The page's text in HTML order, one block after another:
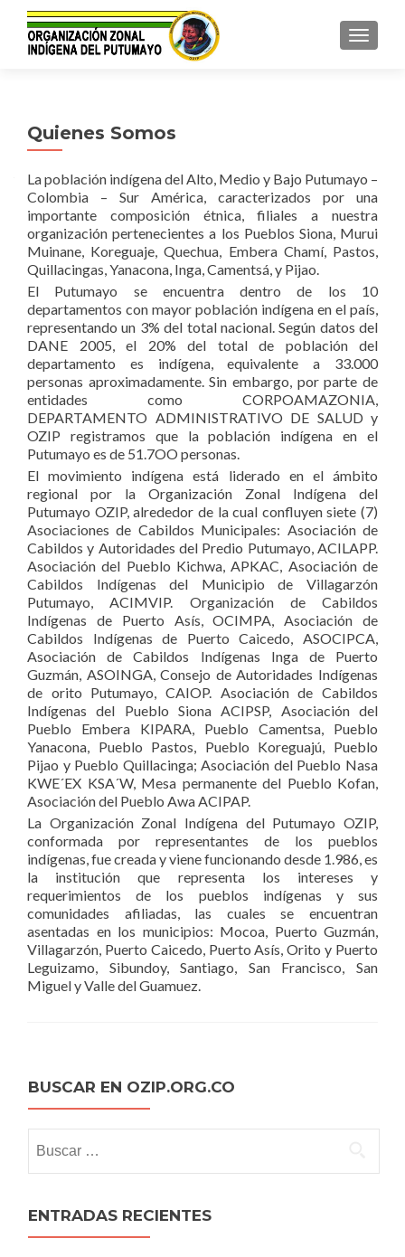
Quienes Somos
La población indígena del Alto, Medio y Bajo Putumayo –
Colombia – Sur América, caracterizados por una
importante composición étnica, filiales a nuestra
organización pertenecientes a los Pueblos Siona, Murui
Muinane, Koreguaje, Quechua, Embera Chamí, Pastos,
Quillacingas, Yanacona, Inga, Camentsá, y Pijao.
El Putumayo se encuentra dentro de los 10
departamentos con mayor población indígena en el país,
representando un 3% del total nacional. Según datos del
DANE 2005, el 20% del total de población del
departamento es indígena, equivalente a 33.000
personas aproximadamente. Sin embargo, por parte de
entidades como CORPOAMAZONIA,
DEPARTAMENTO ADMINISTRATIVO DE SALUD y
OZIP registramos que la población indígena en el
Putumayo es de 51.7OO personas.
El movimiento indígena está liderado en el ámbito
regional por la Organización Zonal Indígena del
Putumayo OZIP, alrededor de la cual confluyen siete (7)
Asociaciones de Cabildos Municipales: Asociación de
Cabildos y Autoridades del Predio Putumayo, ACILAPP.
Asociación del Pueblo Kichwa, APKAC, Asociación de
Cabildos Indígenas del Municipio de Villagarzón
Putumayo, ACIMVIP. Organización de Cabildos
Indígenas de Puerto Asís, OCIMPA, Asociación de
Cabildos Indígenas de Puerto Caicedo, ASOCIPCA,
Asociación de Cabildos Indígenas Inga de Puerto
Guzmán, ASOINGA, Consejo de Autoridades Indígenas
de orito Putumayo, CAIOP. Asociación de Cabildos
Indígenas del Pueblo Siona ACIPSP, Asociación del
Pueblo Embera KIPARA, Pueblo Camentsa, Pueblo
Yanacona, Pueblo Pastos, Pueblo Koreguajú, Pueblo
Pijao y Pueblo Quillacinga; Asociación del Pueblo Nasa
KWE´EX KSA´W, Mesa permanente del Pueblo Kofan,
Asociación del Pueblo Awa ACIPAP.
La Organización Zonal Indígena del Putumayo OZIP,
conformada por representantes de los pueblos
indígenas, fue creada y viene funcionando desde 1.986, es
la institución que representa los intereses y
requerimientos de los pueblos indígenas y sus
comunidades afiliadas, las cuales se encuentran
asentadas en los municipios: Mocoa, Puerto Guzmán,
Villagarzón, Puerto Caicedo, Puerto Asís, Orito y Puerto
Leguizamo, Sibundoy, Santiago, San Francisco, San
Miguel y Valle del Guamuez.
BUSCAR EN OZIP.ORG.CO
ENTRADAS RECIENTES